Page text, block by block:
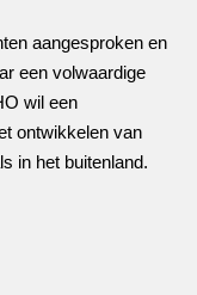
aangesproken en
een volwaardige
wil een
ontwikkelen van
in het buitenland.